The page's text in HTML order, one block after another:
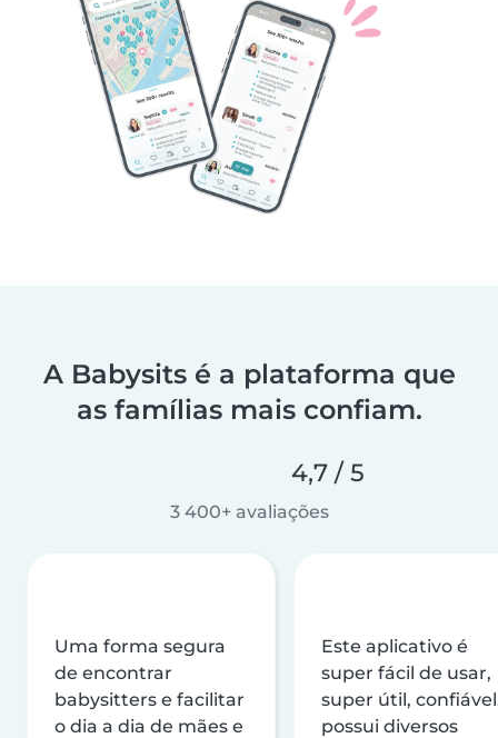
A Babysits é a plataforma que
as famílias mais confiam.
4,7 / 5
3 400+ avaliações
Uma forma segura
de encontrar
babysitters e facilitar
o dia a dia de mães e
Este aplicativo é
super fácil de usar,
super útil,
possui diversos